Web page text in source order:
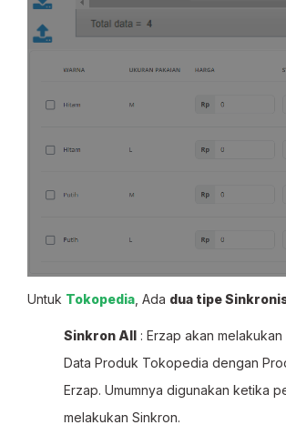
Untuk Tokopedia , Ada dua tipe
Sinkron All : Erzap akan
Data Produk Tokopedia dengan
Erzap. Umumnya digunakan ketika
melakukan Sinkron.